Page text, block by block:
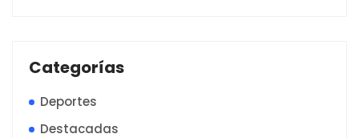
Categorías
Deportes
Destacadas